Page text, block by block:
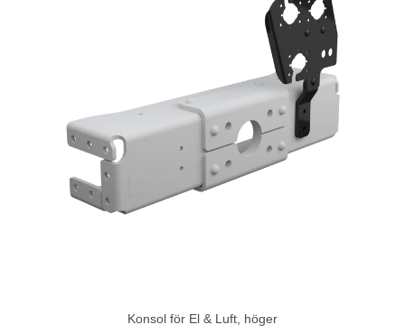
Konsol för El & Luft, höger